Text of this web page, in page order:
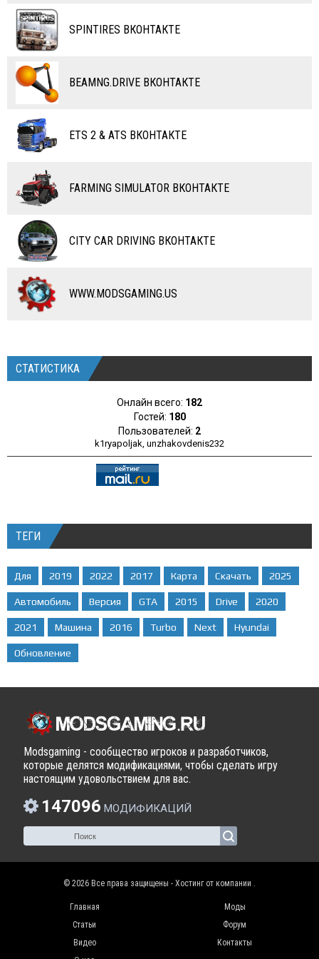
ТАНКИ
ПОЕЗДА
ВОДНЫЙ ТРАНСПОРТ
САМОЛЕТЫ
RC ТРАНСПОРТ
КАРТЫ
ЧИТЫ
ПРОГРАММЫ
РАЗНОЕ
КАРТЫ SPINTIRES ВКОНТАКТЕ
BEAMNG.DRIVE ВКОНТАКТЕ
ETS 2 & ATS ВКОНТАКТЕ
FARMING SIMULATOR ВКОНТАКТЕ
CITY CAR DRIVING ВКОНТАКТЕ
WWW.MODSGAMING.US
СТАТИСТИКА
Онлайн всего: 182
Гостей: 180
Пользователей: 2
k1ryapoljak, unzhakovdenis232
ТЕГИ
Для 2019 2022 2017 Карта Скачать 2025
Автомобиль Версия GTA 2015 Drive 2020
2021 Машина 2016 Turbo Next Hyundai
Обновление
Modsgaming - сообщество игроков и разработчиков,
которые делятся модификациями, чтобы сделать игру
настоящим удовольствием для вас.
147096 МОДИФИКАЦИЙ
© 2026 Все права защищены - Хостинг от компании .
Главная
Моды
Статьи
Форум
Видео
Контакты